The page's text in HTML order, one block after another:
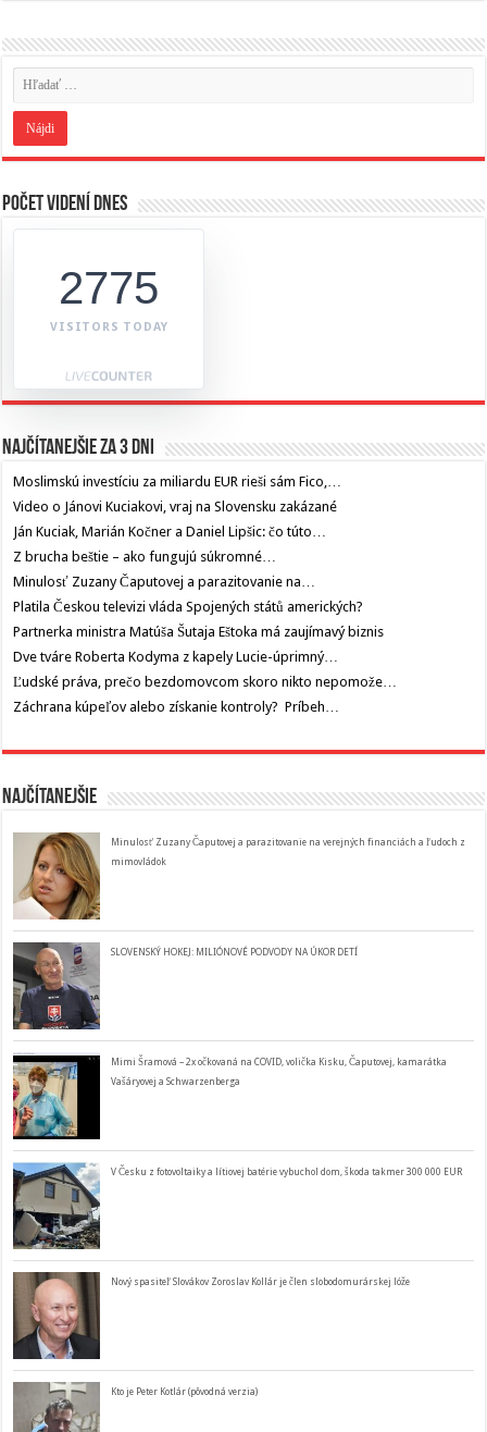
Počet videní dnes
2775
VISITORS TODAY
Najčítanejšie za 3 dni
Moslimskú investíciu za miliardu EUR rieši sám Fico,…
Video o Jánovi Kuciakovi, vraj na Slovensku zakázané
Ján Kuciak, Marián Kočner a Daniel Lipšic: čo túto…
Z brucha beštie – ako fungujú súkromné…
Minulosť Zuzany Čaputovej a parazitovanie na…
Platila Českou televizi vláda Spojených států amerických?
Partnerka ministra Matúša Šutaja Eštoka má zaujímavý biznis
Dve tváre Roberta Kodyma z kapely Lucie-úprimný…
Ľudské práva, prečo bezdomovcom skoro nikto nepomože…
Záchrana kúpeľov alebo získanie kontroly? Príbeh…
Najčítanejšie
Minulosť Zuzany Čaputovej a parazitovanie na verejných financiách a ľudoch z
mimovládok
SLOVENSKÝ HOKEJ: MILIÓNOVÉ PODVODY NA ÚKOR DETÍ
Mimi Šramová – 2x očkovaná na COVID, volička Kisku, Čaputovej, kamarátka
Vašáryovej a Schwarzenberga
V Česku z fotovoltaiky a lítiovej batérie vybuchol dom, škoda takmer 300 000 EUR
Nový spasiteľ Slovákov Zoroslav Kollár je člen slobodomurárskej lóže
Kto je Peter Kotlár (pôvodná verzia)